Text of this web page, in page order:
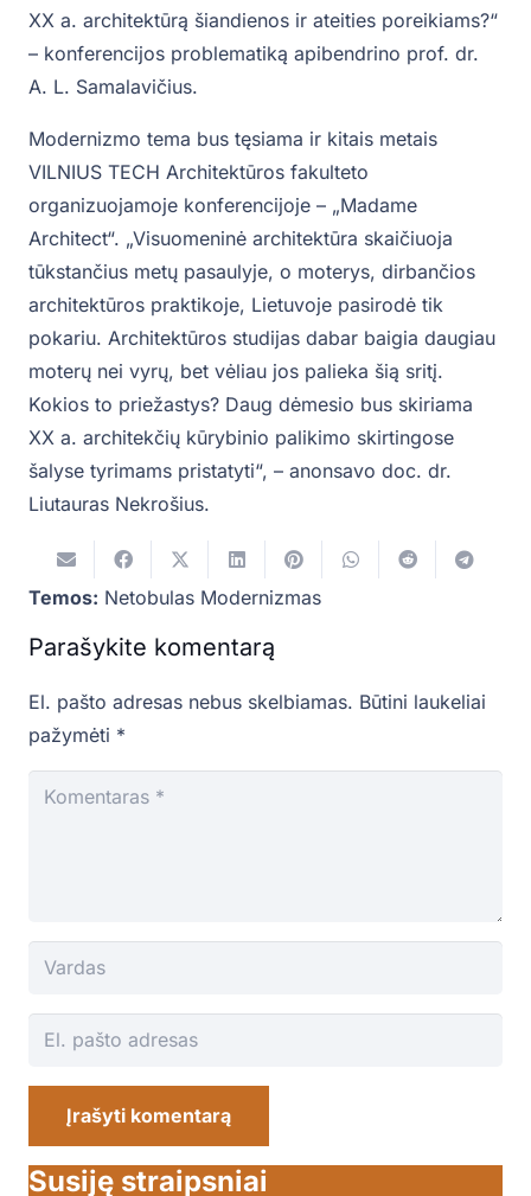
XX a. architektūrą šiandienos ir ateities poreikiams?“
– konferencijos problematiką apibendrino prof. dr.
A. L. Samalavičius.
Modernizmo tema bus tęsiama ir kitais metais
VILNIUS TECH Architektūros fakulteto
organizuojamoje konferencijoje – „Madame
Architect“. „Visuomeninė architektūra skaičiuoja
tūkstančius metų pasaulyje, o moterys, dirbančios
architektūros praktikoje, Lietuvoje pasirodė tik
pokariu. Architektūros studijas dabar baigia daugiau
moterų nei vyrų, bet vėliau jos palieka šią sritį.
Kokios to priežastys? Daug dėmesio bus skiriama
XX a. architekčių kūrybinio palikimo skirtingose
šalyse tyrimams pristatyti“, – anonsavo doc. dr.
Liutauras Nekrošius.
Temos: Netobulas Modernizmas
Parašykite komentarą
El. pašto adresas nebus skelbiamas. Būtini laukeliai
pažymėti *
Įrašyti komentarą
Susiję straipsniai